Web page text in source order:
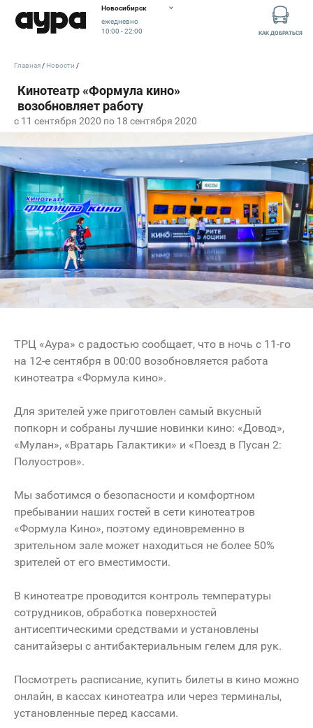
Новосибирск
ежедневно
10:00 - 22:00
КАК ДОБРАТЬСЯ
c 11 сентября 2020 по 18 сентября 2020
Главная Новости
ТРЦ «Аура» с радостью сообщает, что в ночь с 11-го
на 12-е сентября в 00:00 возобновляется работа
кинотеатра «Формула кино».
Для зрителей уже приготовлен самый вкусный
попкорн и собраны лучшие новинки кино: «Довод»,
«Мулан», «Вратарь Галактики» и «Поезд в Пусан 2:
Полуостров».
Мы заботимся о безопасности и комфортном
пребывании наших гостей в сети кинотеатров
«Формула Кино», поэтому единовременно в
зрительном зале может находиться не более 50%
зрителей от его вместимости.
В кинотеатре проводится контроль температуры
сотрудников, обработка поверхностей
антисептическими средствами и установлены
санитайзеры с антибактериальным гелем для рук.
Посмотреть расписание, купить билеты в кино можно
онлайн, в кассах кинотеатра или через терминалы,
установленные перед кассами.